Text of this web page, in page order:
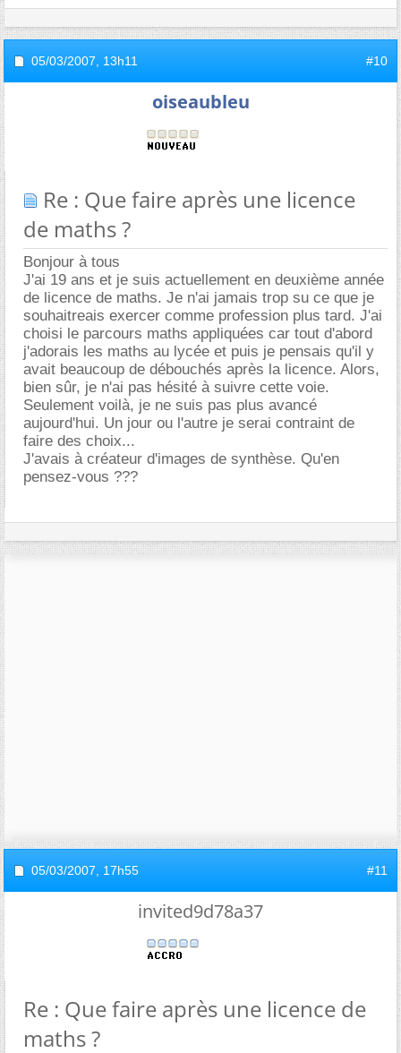
05/03/2007, 13h11 #10
oiseaubleu
Re : Que faire après une licence
de maths ?
Bonjour à tous
J'ai 19 ans et je suis actuellement en deuxième année
de licence de maths. Je n'ai jamais trop su ce que je
souhaitreais exercer comme profession plus tard. J'ai
choisi le parcours maths appliquées car tout d'abord
j'adorais les maths au lycée et puis je pensais qu'il y
avait beaucoup de débouchés après la licence. Alors,
bien sûr, je n'ai pas hésité à suivre cette voie.
Seulement voilà, je ne suis pas plus avancé
aujourd'hui. Un jour ou l'autre je serai contraint de
faire des choix...
J'avais à créateur d'images de synthèse. Qu'en
pensez-vous ???
05/03/2007, 17h55 #11
invited9d78a37
Re : Que faire après une licence de
maths ?